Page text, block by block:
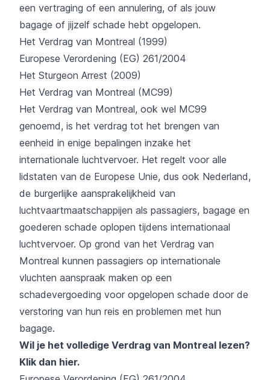
een vertraging of een annulering, of als jouw
bagage of jijzelf schade hebt opgelopen.
Het Verdrag van Montreal (1999)
Europese Verordening (EG) 261/2004
Het Sturgeon Arrest (2009)
Het Verdrag van Montreal (MC99)
Het Verdrag van Montreal, ook wel MC99
genoemd, is het verdrag tot het brengen van
eenheid in enige bepalingen inzake het
internationale luchtvervoer. Het regelt voor alle
lidstaten van de Europese Unie, dus ook Nederland,
de burgerlijke aansprakelijkheid van
luchtvaartmaatschappijen als passagiers, bagage en
goederen schade oplopen tijdens internationaal
luchtvervoer. Op grond van het Verdrag van
Montreal kunnen passagiers op internationale
vluchten aanspraak maken op een
schadevergoeding voor opgelopen schade door de
verstoring van hun reis en problemen met hun
bagage.
Wil je het volledige Verdrag van Montreal lezen?
Klik dan hier.